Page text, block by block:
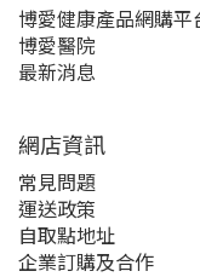
博愛健康產品網購平
博愛醫院
最新消息
網店資訊
常見問題
運送政策
自取點地址
企業訂購及合作